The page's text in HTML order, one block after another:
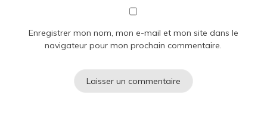
Enregistrer mon nom, mon e-mail et mon site dans le
navigateur pour mon prochain commentaire.